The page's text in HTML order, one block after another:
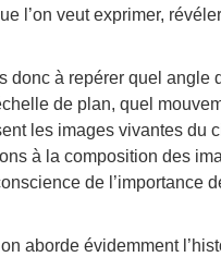
l’on veut exprimer,
donc à repérer quel angle
de plan, quel
les images vivantes du
à la composition des
de l’importance
aborde évidemment